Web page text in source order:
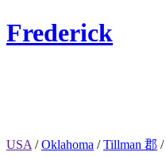
Frederick
USA /Oklahoma /Tillman 郡 /